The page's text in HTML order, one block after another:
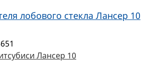
лобового стекла Лансер 10
Лансер 10